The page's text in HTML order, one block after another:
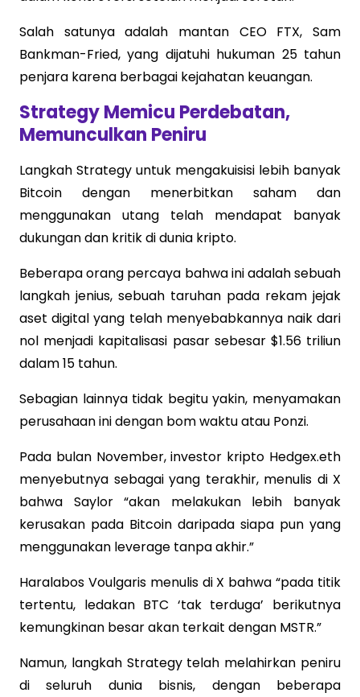
Salah satunya adalah mantan CEO FTX, Sam
Bankman-Fried, yang dijatuhi hukuman 25 tahun
penjara karena berbagai kejahatan keuangan.
Strategy Memicu Perdebatan,
Memunculkan Peniru
Langkah Strategy untuk mengakuisisi lebih banyak
Bitcoin dengan menerbitkan saham dan
menggunakan utang telah mendapat banyak
dukungan dan kritik di dunia kripto.
Beberapa orang percaya bahwa ini adalah sebuah
langkah jenius, sebuah taruhan pada rekam jejak
aset digital yang telah menyebabkannya naik dari
nol menjadi kapitalisasi pasar sebesar $1.56 triliun
dalam 15 tahun.
Sebagian lainnya tidak begitu yakin, menyamakan
perusahaan ini dengan bom waktu atau Ponzi.
Pada bulan November, investor kripto Hedgex.eth
menyebutnya sebagai yang terakhir, menulis di X
bahwa Saylor “akan melakukan lebih banyak
kerusakan pada Bitcoin daripada siapa pun yang
menggunakan leverage tanpa akhir.”
Haralabos Voulgaris menulis di X bahwa “pada titik
tertentu, ledakan BTC ‘tak terduga’ berikutnya
kemungkinan besar akan terkait dengan MSTR.”
Namun, langkah Strategy telah melahirkan peniru
di seluruh dunia bisnis, dengan beberapa